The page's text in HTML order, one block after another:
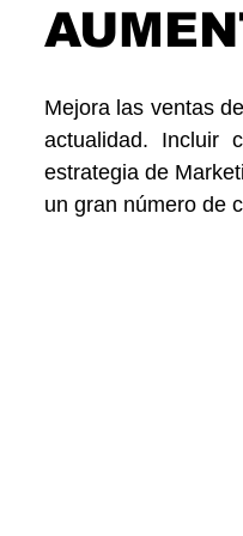
Mejora las ventas
actualidad. Incluir
estrategia de
un gran número de